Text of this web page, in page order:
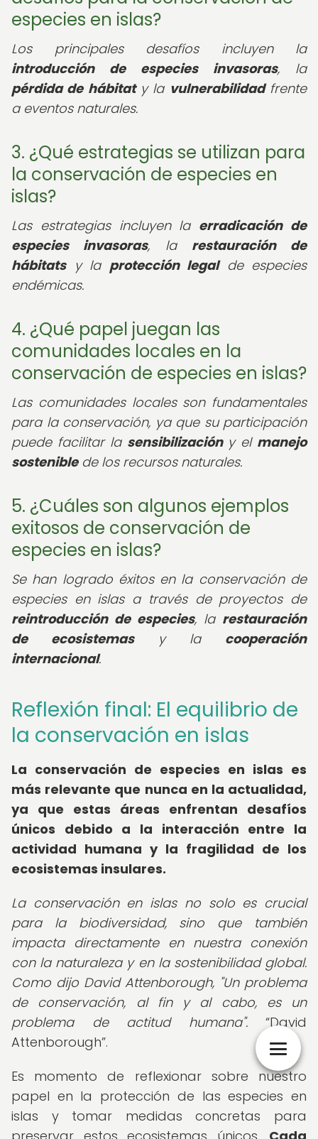
especies en islas?
Los principales desafíos incluyen la
introducción de especies invasoras, la
pérdida de hábitaty la vulnerabilidadfrente
a eventos naturales.
3. ¿Qué estrategias se utilizan para
la conservación de especies en
islas?
Las estrategias incluyen la erradicación de
especies invasoras, la restauración de
hábitatsy la protección legalde especies
endémicas.
4. ¿Qué papel juegan las
comunidades locales en la
conservación de especies en islas?
Las comunidades locales son fundamentales
para la conservación, ya que su participación
puede facilitar la sensibilizacióny el manejo
sosteniblede los recursos naturales.
5. ¿Cuáles son algunos ejemplos
exitosos de conservación de
especies en islas?
Se han logrado éxitos en la conservación de
especies en islas a través de proyectos de
reintroducción de especies, la restauración
de ecosistemasy la cooperación
internacional.
Reflexión final: El equilibrio de
la conservación en islas
La conservación de especies en islas es
más relevante que nunca en la actualidad,
ya que estas áreas enfrentan desafíos
únicos debido a la interacción entre la
actividad humana y la fragilidad de los
ecosistemas insulares.
La conservación en islas no solo es crucial
para la biodiversidad, sino que también
impacta directamente en nuestra conexión
con la naturaleza y en la sostenibilidad global.
Como dijo David Attenborough, "Un problema
de conservación, al fin y al cabo, es un
problema de actitud humana".
David
Attenborough .
Es momento de reflexionar sobre nuestro
papel en la protección de las especies en
islas y tomar medidas concretas para